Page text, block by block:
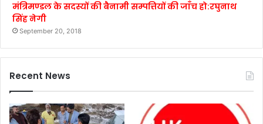
मंत्रिमण्डल के सदस्यों की बैनामी सम्पत्तियों की जाँच हो:रघुनाथ
सिंह नेगी
September 20, 2018
Recent News